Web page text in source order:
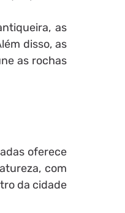
as
disso, as
as rochas
oferece
com
da cidade